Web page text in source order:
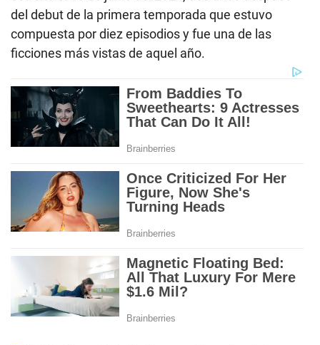
del debut de la primera temporada que estuvo
compuesta por diez episodios y fue una de las
ficciones más vistas de aquel año.